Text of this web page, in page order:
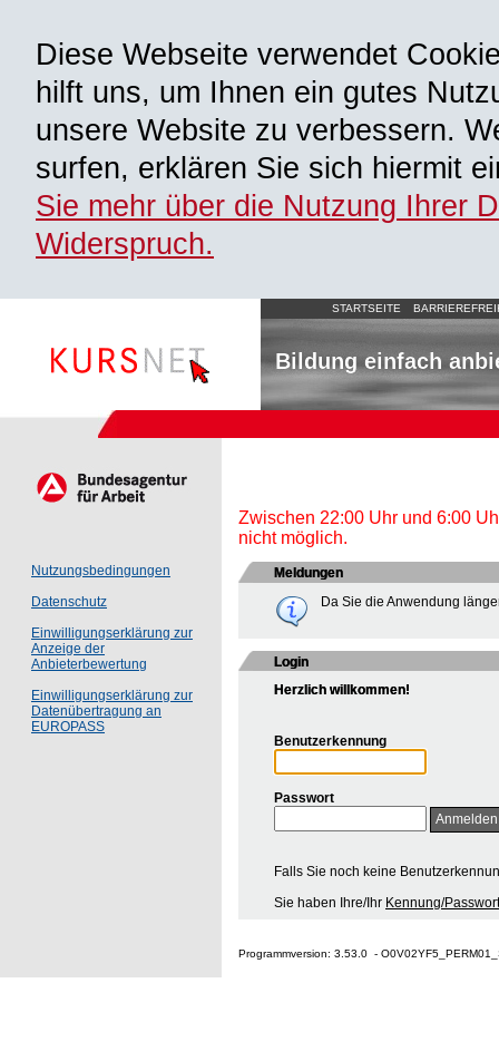
Diese Webseite verwendet
hilft uns, um Ihnen ein gutes
unsere Website zu verbessern.
surfen, erklären Sie sich hiermit
Sie mehr über die Nutzung Ihrer
Widerspruch.
STARTSEITE
Bildung einfach
Nutzungsbedingungen
Datenschutz
Einwilligungserklärung zur
Anzeige der
Anbieterbewertung
Einwilligungserklärung zur
Datenübertragung an
EUROPASS
Zwischen 22:00 Uhr und 6:00
nicht möglich.
Meldungen
Da Sie die Anwendung
Login
Herzlich willkommen!
Benutzerkennung
Passwort
Falls Sie noch keine
Sie haben Ihre/Ihr Kennung/
Programmversion: 3.53.0 -